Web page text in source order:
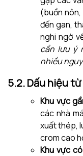
(buồn nôn,
đến gan,
nghi ngờ
cần lưu ý
nhiều
5.2. Dấu hiệu
Khu vực
các nhà
xuất thép,
crom cao
Khu vực